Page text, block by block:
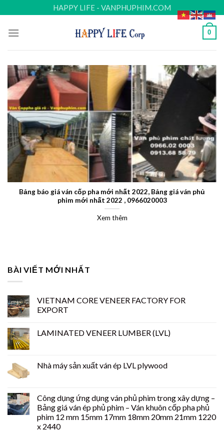
to
content
HAPPY LIFE - VANPHUPHIM.COM
0
Bảng báo giá ván cốp pha mới nhất 2022, Bảng giá ván phủ
phim mới nhất 2022 , 0966020003
Xem thêm
BÀI VIẾT MỚI NHẤT
VIETNAM CORE VENEER FACTORY FOR
EXPORT
LAMINATED VENEER LUMBER (LVL)
Nhà máy sản xuất ván ép LVL plywood
Công dụng ứng dụng ván phủ phim trong xây dựng –
Bảng giá ván ép phủ phim – Ván khuôn cốp pha phủ
phim 12 mm 15mm 17mm 18mm 20mm 21mm 1220
x 2440